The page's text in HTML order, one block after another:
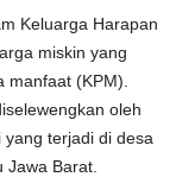
Keluarga Harapan
miskin yang
(KPM).
oleh
terjadi di desa
Barat.